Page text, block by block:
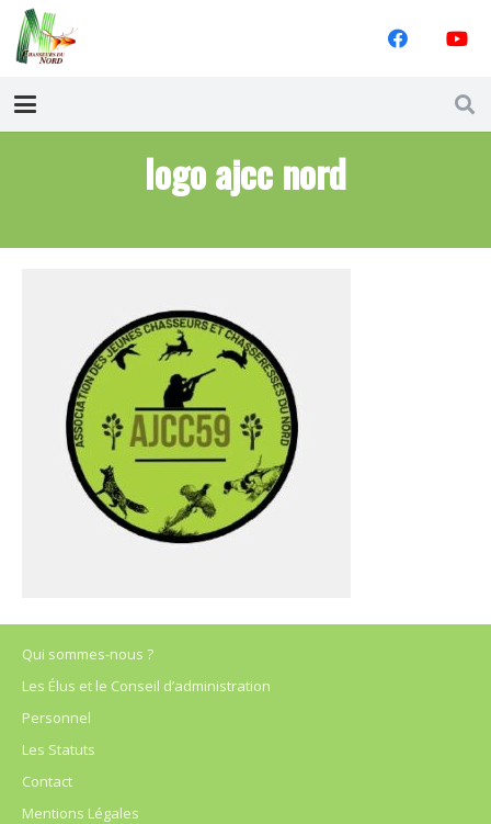
logo ajcc nord
Qui sommes-nous ?
Les Élus et le Conseil d’administration
Personnel
Les Statuts
Contact
Mentions Légales